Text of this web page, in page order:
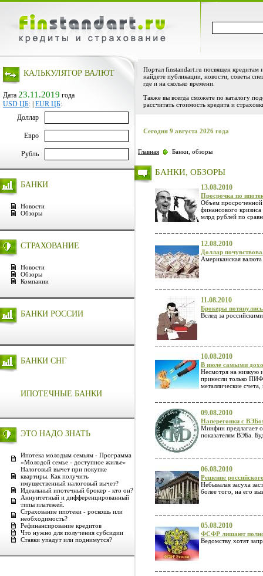
КАЛЬКУЛЯТОР ВАЛЮТ
Дата 23.11.2019 года
USD ЦБ: EUR ЦБ:
Доллар
Евро
Рубль
БАНКИ
Новости
Обзоры
СТРАХОВАНИЕ
Новости
Обзоры
Компании
БАНКИ РОССИИ
БАНКИ СНГ
ИПОТЕЧНЫЕ БАНКИ
ЭТО НАДО ЗНАТЬ
Ипотека молодым семьям - Программа
«Молодой семье - доступное жилье»
Налоговый вычет при покупке
квартиры. Как получить
имущественный налоговый вычет?
Идеальный ипотечный брокер - кто он?
Аннуитетный и дифференцированный
типы платежей.
Страхование ипотеки - роскошь или
необходимость?
Рефинансирование кредитов
Что нужно для получения субсидии
Ставки упадут или поднимутся?
Портал finstandart.ru посвящен кредитам
найдете публикации, новости, советы
где и на сколько времени.
Также вы всегда сможете по каталогу
рассчитать стоимость кредита и
Сегодня 9 августа 2026 года
Главная Банки, обзоры
БАНКИ, ОБЗОРЫ
13.08.2010
Просрочка по
Объем просроченной
финансового
млрд рублей по сравн
12.08.2010
Доллар
Американская
11.08.2010
Брокеры
Вслед за
10.08.2010
В июле самыми
Несмотря на низкую
принесли только
металлические
09.08.2010
Наперегонки с
Минфин предлагает
показателям ВЭБа.
06.08.2010
Решение
Небывалая засуха
более того, на его
05.08.2010
ФСФР лишают
Ведомству хотят